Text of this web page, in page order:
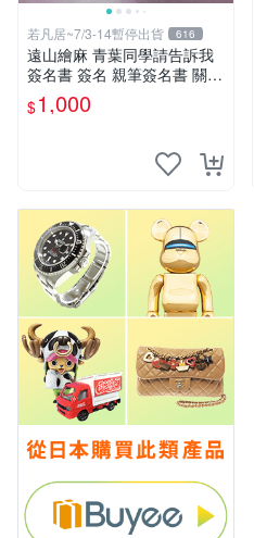
若凡居~7/3-14暫停出貨 616
遠山繪麻 青葉同學請告訴我
簽名書 簽名 親筆簽名書 關鍵
字： 四月一日同學命理缺我
$1,000